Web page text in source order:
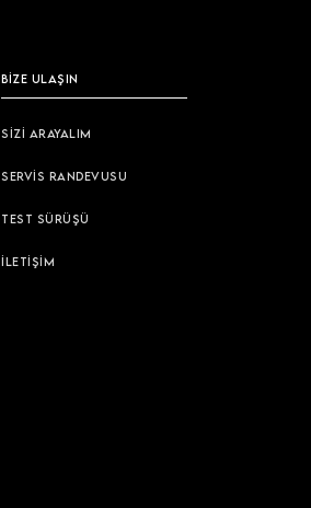
BİZE ULAŞIN
SİZİ ARAYALIM
SERVİS RANDEVUSU
TEST SÜRÜŞÜ
İLETİŞİM